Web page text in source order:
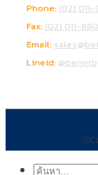
Phone: (02)
Fax: (02) 011-
Email:
Lineid:
ค้นหา: